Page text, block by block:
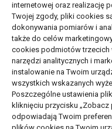
internetowej oraz realizację
Twojej zgody, pliki cookies
dokonywania pomiarów i
także do celów
cookies podmiotów trzecich
narzędzi analitycznych i
instalowanie na Twoim
wszystkich wskazanych
Poszczególne ustawienia
kliknięciu przycisku „Zobacz
odpowiadają Twoim
Edukacja, Rozrywka
Zdrowie, Medycyna
Moda, Uroda
Turystyka, Aktywność
Motoryzacja, Transport